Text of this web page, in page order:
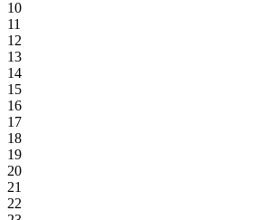
10
11
12
13
14
15
16
17
18
19
20
21
22